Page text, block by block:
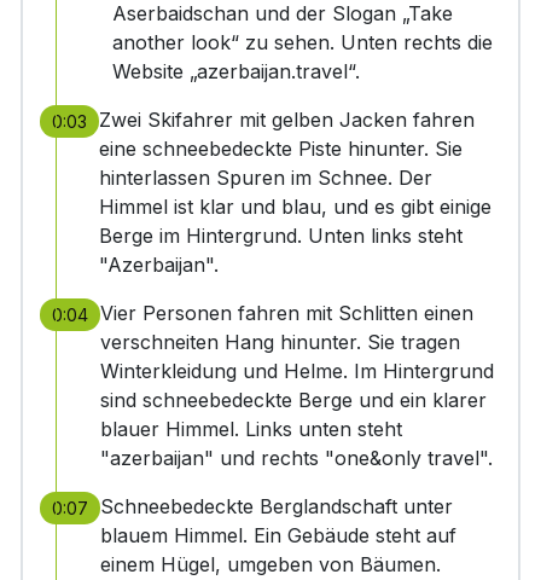
Aserbaidschan und der Slogan „Take
another look“ zu sehen. Unten rechts die
Website „azerbaijan.travel“.
0:03
Zwei Skifahrer mit gelben Jacken fahren
eine schneebedeckte Piste hinunter. Sie
hinterlassen Spuren im Schnee. Der
Himmel ist klar und blau, und es gibt einige
Berge im Hintergrund. Unten links steht
"Azerbaijan".
0:04 Vier Personen fahren mit Schlitten einen
verschneiten Hang hinunter. Sie tragen
Winterkleidung und Helme. Im Hintergrund
sind schneebedeckte Berge und ein klarer
blauer Himmel. Links unten steht
"azerbaijan" und rechts "one&only travel".
0:07
Schneebedeckte Berglandschaft unter
blauem Himmel. Ein Gebäude steht auf
einem Hügel, umgeben von Bäumen.